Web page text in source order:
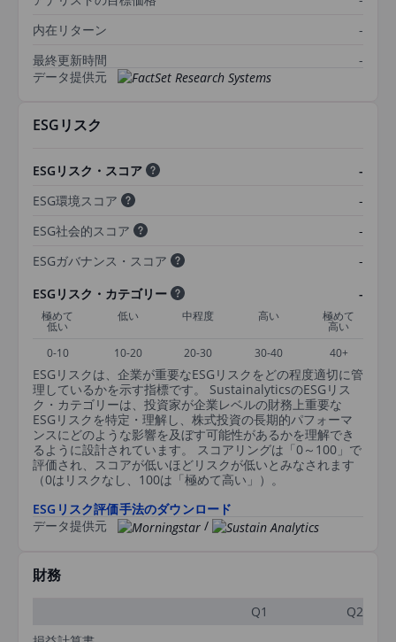
内在リターン
-
最終更新時間
-
データ提供元
ESGリスク
ESGリスク・スコア
-
ESG環境スコア
-
ESG社会的スコア
-
ESGガバナンス・スコア
-
ESGリスク・カテゴリー
-
極めて
低い
低い 中程度 高い 極めて
高い
0-10
10-20 20-30 30-40 40+
ESGリスクは、企業が重要なESGリスクをどの程度適切に管
理しているかを示す指標です。 SustainalyticsのESGリス
ク・カテゴリーは、投資家が企業レベルの財務上重要な
ESGリスクを特定・理解し、株式投資の長期的パフォーマ
ンスにどのような影響を及ぼす可能性があるかを理解でき
るように設計されています。 スコアリングは「0～100」で
評価され、スコアが低いほどリスクが低いとみなされます
（0はリスクなし、100は「極めて高い」）。
ESGリスク評価手法のダウンロード
データ提供元
/
財務
Q1
Q2